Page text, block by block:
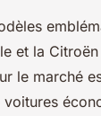
et la
le marché
voitures